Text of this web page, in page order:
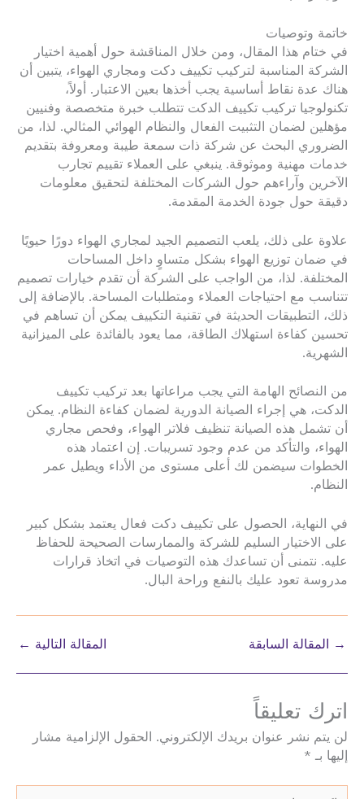
خاتمة وتوصيات
في ختام هذا المقال، ومن خلال المناقشة حول أهمية اختيار
الشركة المناسبة لتركيب تكييف دكت ومجاري الهواء، يتبين أن
هناك عدة نقاط أساسية يجب أخذها بعين الاعتبار. أولاً،
تكنولوجيا تركيب تكييف الدكت تتطلب خبرة متخصصة وفنيين
مؤهلين لضمان التثبيت الفعال والنظام الهوائي المثالي. لذا، من
الضروري البحث عن شركة ذات سمعة طيبة ومعروفة بتقديم
خدمات مهنية وموثوقة. ينبغي على العملاء تقييم تجارب
الآخرين وآراءهم حول الشركات المختلفة لتحقيق معلومات
دقيقة حول جودة الخدمة المقدمة.
علاوة على ذلك، يلعب التصميم الجيد لمجاري الهواء دورًا حيويًا
في ضمان توزيع الهواء بشكل متساوٍ داخل المساحات
المختلفة. لذا، من الواجب على الشركة أن تقدم خيارات تصميم
تتناسب مع احتياجات العملاء ومتطلبات المساحة. بالإضافة إلى
ذلك، التطبيقات الحديثة في تقنية التكييف يمكن أن تساهم في
تحسين كفاءة استهلاك الطاقة، مما يعود بالفائدة على الميزانية
الشهرية.
من النصائح الهامة التي يجب مراعاتها بعد تركيب تكييف
الدكت، هي إجراء الصيانة الدورية لضمان كفاءة النظام. يمكن
أن تشمل هذه الصيانة تنظيف فلاتر الهواء، وفحص مجاري
الهواء، والتأكد من عدم وجود تسريبات. إن اعتماد هذه
الخطوات سيضمن لك أعلى مستوى من الأداء ويطيل عمر
النظام.
في النهاية، الحصول على تكييف دكت فعال يعتمد بشكل كبير
على الاختيار السليم للشركة والممارسات الصحيحة للحفاظ
عليه. نتمنى أن تساعدك هذه التوصيات في اتخاذ قرارات
مدروسة تعود عليك بالنفع وراحة البال.
→ المقالة السابقة المقالة التالية ←
اترك تعليقاً
لن يتم نشر عنوان بريدك الإلكتروني.
الحقول الإلزامية مشار
إليها بـ *